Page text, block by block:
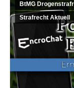
BtMG
Strafrecht Aktuell